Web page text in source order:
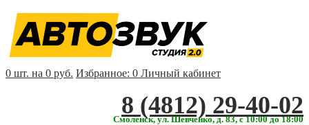
0 шт. на 0 руб. Избранное: 0 Личный кабинет
‎‎8 (4812) 29-40-02
Смоленск, ул. Шевченко, д. 83, с 10:00 до 18:00